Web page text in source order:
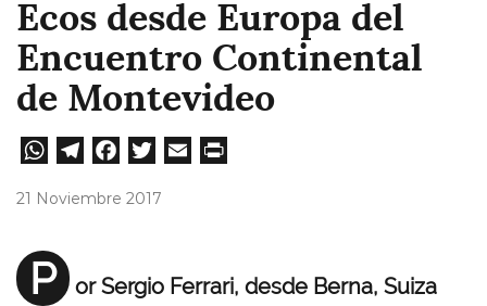
Ecos desde Europa del
Encuentro Continental
de Montevideo
W
A
pp
Te
m
Fa
21 Noviembre 2017
P or Sergio Ferrari, desde Berna, Suiza